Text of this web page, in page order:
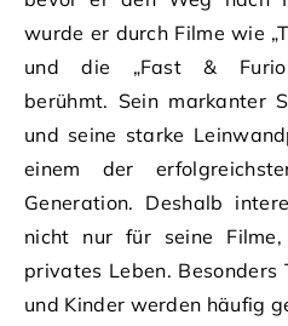
wurde er durch Filme wie
und die „Fast &
berühmt. Sein markanter
und seine starke
einem der
Generation. Deshalb
nicht nur für seine
privates Leben. Besonders
und Kinder werden häufig